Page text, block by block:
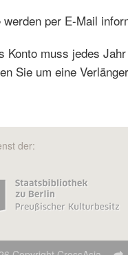
werden per E-Mail
Konto muss jedes
Sie um eine
der: